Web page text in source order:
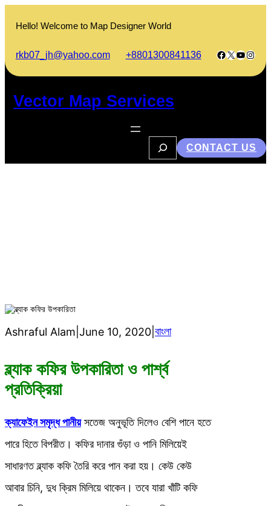
content
Hello! Welcome to Map Designer World
rkb07_jh@yahoo.com +8801300841136 Facebook
X
Vector Map Services
a
CONTACT US
Ashraful Alam June 10, 2020 বাংলা
ব্ল্যাক কফির উপকারিতা ও পার্শ্ব
প্রতিক্রিয়া
ক্যাফেইন সমৃদ্ধ পানীয়সতেজ অনুভূতি দিলেও বেশি পানে হতে
পারে হিতে বিপরীত। কফির দানার গুঁড়া ও পানি মিলিয়েই
সাধারণত ব্ল্যাক কফি তৈরি করে পান করা হয়। কেউ কেউ
আবার চিনি, দুধ ক্রিম মিলিয়ে থাকেন। তবে যারা খাঁটি কফি